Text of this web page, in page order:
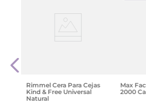
Rimmel Cera Para Cejas
Kind & Free Universal
Natural
Max
2000